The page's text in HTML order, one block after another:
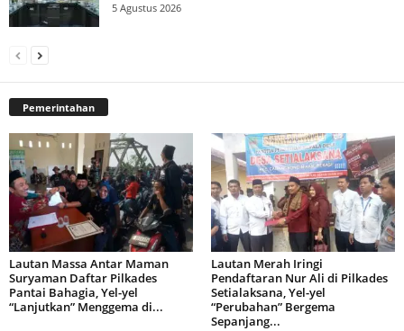
5 Agustus 2026
Pemerintahan
Lautan Massa Antar Maman
Suryaman Daftar Pilkades
Pantai Bahagia, Yel-yel
“Lanjutkan” Menggema di...
Lautan Merah Iringi
Pendaftaran Nur Ali di Pilkades
Setialaksana, Yel-yel
“Perubahan” Bergema
Sepanjang...